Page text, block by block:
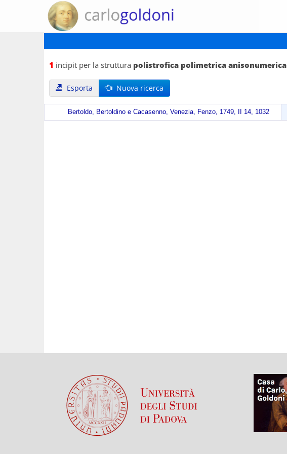
1 incipit per la struttura polistrofica polimetrica anisonumerica
Esporta Nuova ricerca
Bertoldo, Bertoldino e Cacasenno, Venezia, Fenzo, 1749, II 14, 1032